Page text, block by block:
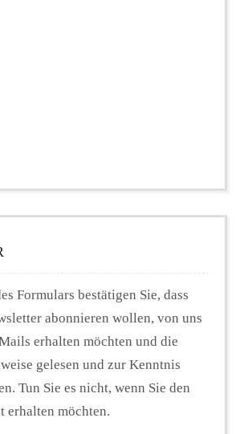
Formulars bestätigen Sie, dass
abonnieren wollen, von uns
erhalten möchten und die
gelesen und zur Kenntnis
Tun Sie es nicht, wenn Sie den
erhalten möchten.